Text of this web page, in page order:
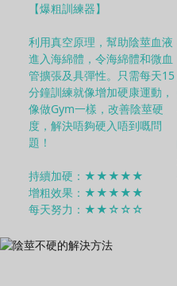
【爆粗訓練器】
利用真空原理，幫助陰莖血液
進入海綿體，令海綿體和微血
管擴張及具彈性。只需每天15
分鐘訓練就像增加硬康運動，
像做Gym一樣，改善陰莖硬
度，解決唔夠硬入唔到嘅問
題！
持續加硬：★★★★★
增粗效果：★★★★★
每天努力：★★☆☆☆